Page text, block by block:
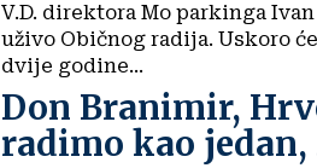
V.D. direktora Mo parkinga
uživo Običnog radija. Uskoro
dvije godine...
Don Branimir,
radimo kao